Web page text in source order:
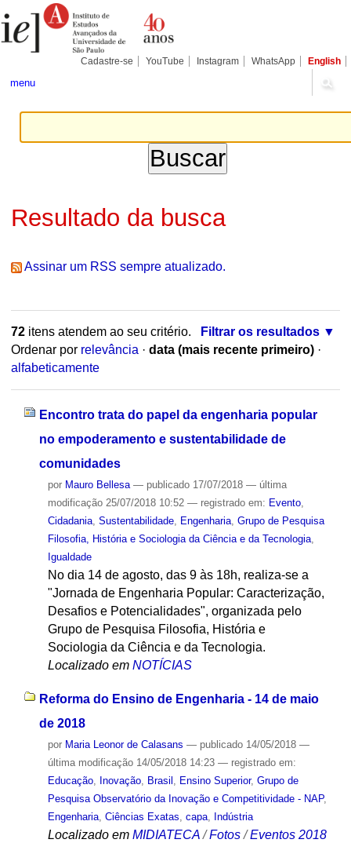
para
conteúdo.
Pessoais
Cadastre-se YouTube Instagram WhatsApp English
menu
Resultado da busca
Assinar um RSS sempre atualizado.
72itens atendem ao seu critério.
Filtrar os resultados
Ordenar por relevância · data (mais recente primeiro) ·
alfabeticamente
Encontro trata do papel da engenharia popular
no empoderamento e sustentabilidade de
comunidades
por Mauro Bellesa — publicado17/07/2018 — última
modificação25/07/2018 10:52 — registrado em: Evento,
Cidadania, Sustentabilidade, Engenharia, Grupo de Pesquisa
Filosofia, História e Sociologia da Ciência e da Tecnologia,
Igualdade
No dia 14 de agosto, das 9 às 18h, realiza-se a
"Jornada de Engenharia Popular: Caracterização,
Desafios e Potencialidades", organizada pelo
Grupo de Pesquisa Filosofia, História e
Sociologia da Ciência e da Tecnologia.
Localizado em NOTÍCIAS
Reforma do Ensino de Engenharia - 14 de maio
de 2018
por Maria Leonor de Calasans — publicado14/05/2018 —
última modificação14/05/2018 14:23 — registrado em:
Educação, Inovação, Brasil Ensino Superior, Grupo de
Pesquisa Observatório da Inovação e Competitividade - NAP,
Engenharia, Ciências Exatas capa, Indústria
Localizado em MIDIATECA /Fotos /Eventos 2018